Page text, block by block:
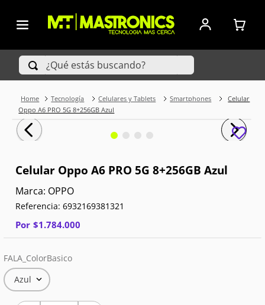
¿Qué estás buscando?
Tecnología Celulares y Tablets Smartphones
Celular
Oppo A6 PRO 5G 8+256GB Azul
Celular Oppo A6 PRO 5G 8+256GB Azul
OPPO
Referencia: 6932169381321
Por $1.784.000
FALA_ColorBasico
Azul
TÉRMINOS MÁS BUSCADOS
1.
Iphone
3.
Celulares Samsung
4.
Televisores
5.
Iphone 15 Pro Max
6.
S25 Ultra
7.
Red Magic